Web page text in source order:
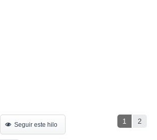
1 2
Seguir este hilo